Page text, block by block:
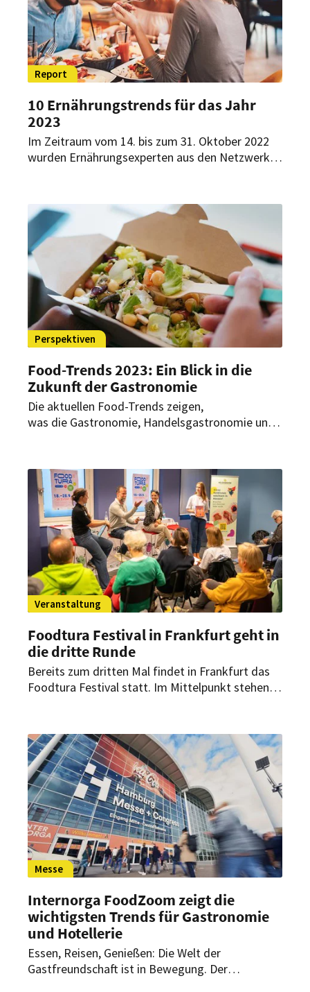
Report
10 Ernährungstrends für das Jahr
2023
Im Zeitraum vom 14. bis zum 31. Oktober 2022
wurden Ernährungsexperten aus den Netzwerken
Nun präsentieren sie ihre Ergebnisse.
Perspektiven
Food-Trends 2023: Ein Blick in die
Zukunft der Gastronomie
Die aktuellen Food-Trends zeigen,
was die Gastronomie, Handelsgastronomie und
kommende Jahr bedeutet, zeigt der neue Food
Report 2023 von Hanni Rützler und dem
Zukunftsinstitut.
Veranstaltung
Foodtura Festival in Frankfurt geht in
die dritte Runde
Bereits zum dritten Mal findet in Frankfurt das
Foodtura Festival statt. Im Mittelpunkt stehen
Messe
Internorga FoodZoom zeigt die
wichtigsten Trends für Gastronomie
und Hotellerie
Essen, Reisen, Genießen: Die Welt der
Gastfreundschaft ist in Bewegung. Der